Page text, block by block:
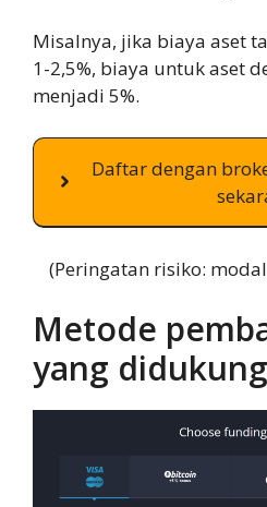
Misalnya, jika biaya aset
1-2,5%, biaya untuk aset
menjadi 5%.
Daftar dengan
(Peringatan risiko:
Metode
yang